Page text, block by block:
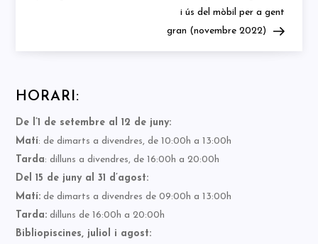
i ús del mòbil per a gent
gran (novembre 2022)
HORARI:
De l’1 de setembre al 12 de juny:
Matí: de dimarts a divendres, de 10:00h a 13:00h
Tarda: dilluns a divendres, de 16:00h a 20:00h
Del 15 de juny al 31 d’agost:
Matí: de dimarts a divendres de 09:00h a 13:00h
Tarda: dilluns de 16:00h a 20:00h
Bibliopiscines, juliol i agost: